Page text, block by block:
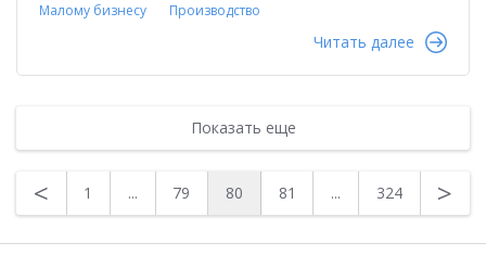
Малому бизнесу Производство
Читать далее
Показать еще
< 1 ... 79 80 81 ... 324 >